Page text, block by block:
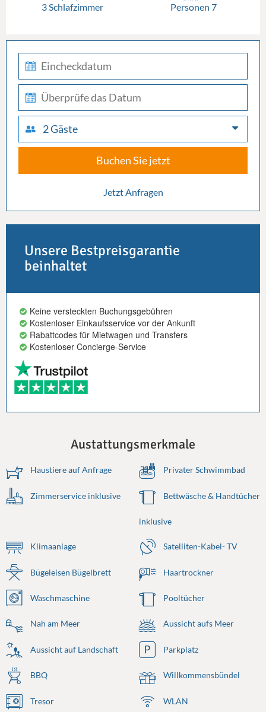
3 Schlafzimmer Personen 7
in
check-
out
2 Gäste
Buchen Sie jetzt
Jetzt Anfragen
Unsere Bestpreisgarantie
beinhaltet
Keine versteckten Buchungsgebühren
Kostenloser Einkaufsservice vor der Ankunft
Rabattcodes für Mietwagen und Transfers
Kostenloser Concierge-Service
Austattungsmerkmale
Haustiere auf Anfrage Privater Schwimmbad
Zimmerservice inklusive Bettwäsche & Handtücher
inklusive
Klimaanlage Satelliten-Kabel- TV
Bügeleisen Bügelbrett Haartrockner
Waschmaschine Pooltücher
Nah am Meer Aussicht aufs Meer
Aussicht auf Landschaft Parkplatz
BBQ Willkommensbündel
Tresor WLAN